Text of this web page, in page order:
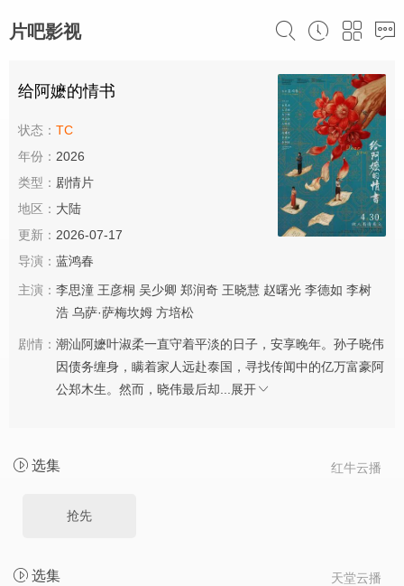
片吧影视
给阿嬷的情书
状态： TC
年份： 2026
类型： 剧情片
地区： 大陆
更新： 2026-07-17
导演： 蓝鸿春
主演： 李思潼 王彦桐 吴少卿 郑润奇 王晓慧 赵曙光 李德如 李树
浩 乌萨·萨梅坎姆 方培松
剧情： 潮汕阿嬷叶淑柔一直守着平淡的日子，安享晚年。孙子晓伟
因债务缠身，瞒着家人远赴泰国，寻找传闻中的亿万富豪阿
公郑木生。然而，晓伟最后却...
展开
红牛云播
选集
抢先
天堂云播
选集